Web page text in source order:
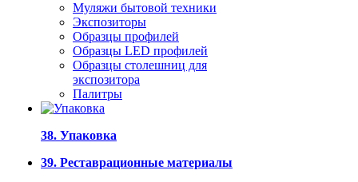
Муляжи бытовой техники
Экспозиторы
Образцы профилей
Образцы LED профилей
Образцы столешниц для
экспозитора
Палитры
38. Упаковка
39. Реставрационные материалы